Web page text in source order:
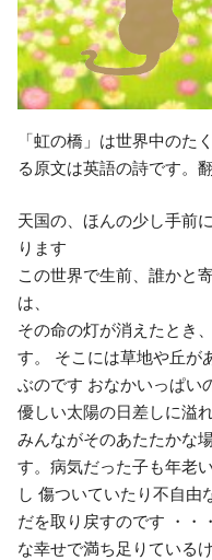
「虹の橋」は世界中のた
る原文は英語の詩です。
天国の、ほんの少し手前
ります
この世界で生前、誰かと
は、
その命の灯が消えたとき
す。 そこには草地や丘が
ぶのです おなかいっぱい
優しい太陽の日差しに溢れ
みんながそのあたたかな
す。病気だった子も年老
し 傷ついていたり不自由
だを取り戻すのです ・・
な幸せで満ち足りている